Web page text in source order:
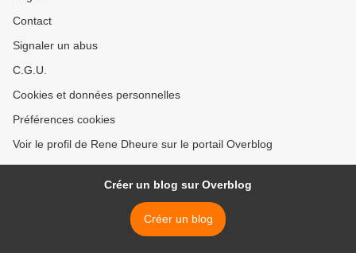
Contact
Signaler un abus
C.G.U.
Cookies et données personnelles
Préférences cookies
Voir le profil de Rene Dheure sur le portail Overblog
Créer un blog sur Overblog
Créer un blog